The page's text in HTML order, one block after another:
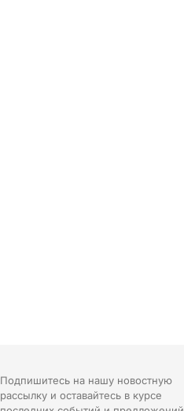
Подпишитесь на нашу новостную
рассылку и оставайтесь в курсе